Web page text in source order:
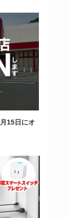
15日にオ